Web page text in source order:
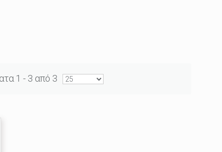
1 - 3 από 3